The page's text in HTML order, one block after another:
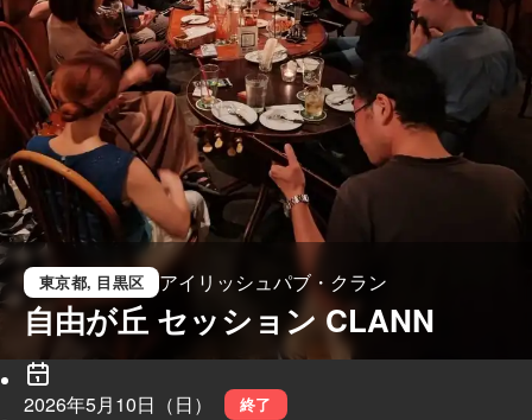
東京都, 目黒区 アイリッシュパブ・クラン
自由が丘 セッション CLANN
2026年5月10日（日） 終了